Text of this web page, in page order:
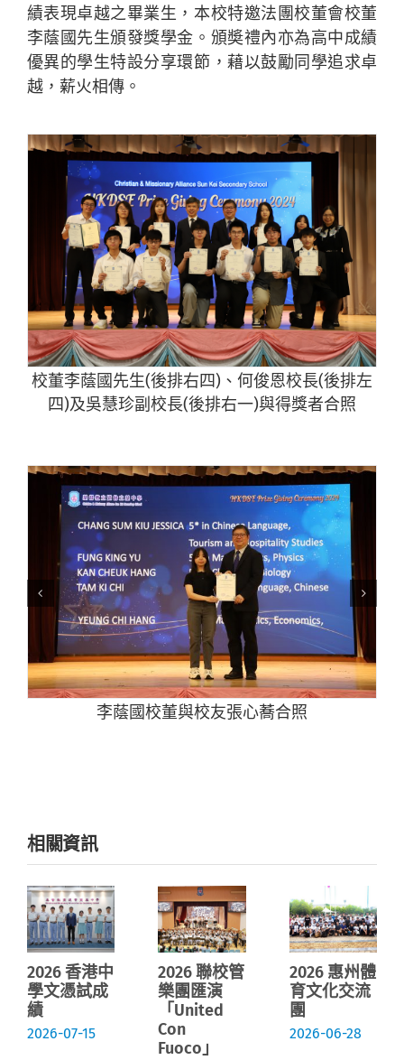
績表現卓越之畢業生，本校特邀法團校董會校董
李蔭國先生頒發獎學金。頒奬禮內亦為高中成績
優異的學生特設分享環節，藉以鼓勵同學追求卓
越，薪火相傳。
校董李蔭國先生(後排右四)、何俊恩校長(後排左
四)及吳慧珍副校長(後排右一)與得獎者合照
李蔭國校董與校友張心蕎合照
相關資訊
2026 香港中
學文憑試成
績
2026-07-15
2026 聯校管
樂團匯演
「United
Con
Fuoco」
2026 惠州體
育文化交流
團
2026-06-28